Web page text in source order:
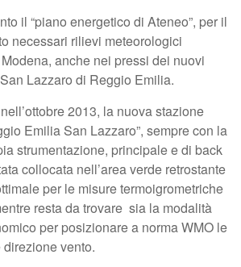
il “piano energetico di Ateneo”, per il
necessari rilievi meteorologici
anche nei pressi dei nuovi
Lazzaro di Reggio Emilia.
2013, la nuova stazione
Emilia San Lazzaro”, sempre con la
strumentazione, principale e di back
collocata nell’area verde retrostante
per le misure termoigrometriche
resta da trovare sia la modalità
per posizionare a norma WMO le
vento.